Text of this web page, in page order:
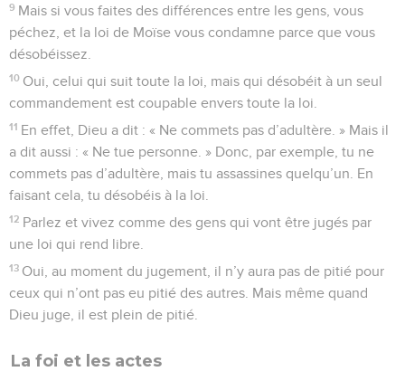
9 Mais si vous faites des différences entre les gens, vous
péchez, et la loi de Moïse vous condamne parce que vous
désobéissez.
10 Oui, celui qui suit toute la loi, mais qui désobéit à un seul
commandement est coupable envers toute la loi.
11 En effet, Dieu a dit : « Ne commets pas d’adultère. » Mais il
a dit aussi : « Ne tue personne. » Donc, par exemple, tu ne
commets pas d’adultère, mais tu assassines quelqu’un. En
faisant cela, tu désobéis à la loi.
12 Parlez et vivez comme des gens qui vont être jugés par
une loi qui rend libre.
13 Oui, au moment du jugement, il n’y aura pas de pitié pour
ceux qui n’ont pas eu pitié des autres. Mais même quand
Dieu juge, il est plein de pitié.
La foi et les actes